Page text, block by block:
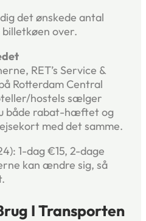
det ønskede antal
over.
RET’s Service &
Rotterdam Central
hostels sælger
både rabat-hæftet og
med det samme.
1-dag €15, 2-dage
kan ændre sig, så
I Transporten